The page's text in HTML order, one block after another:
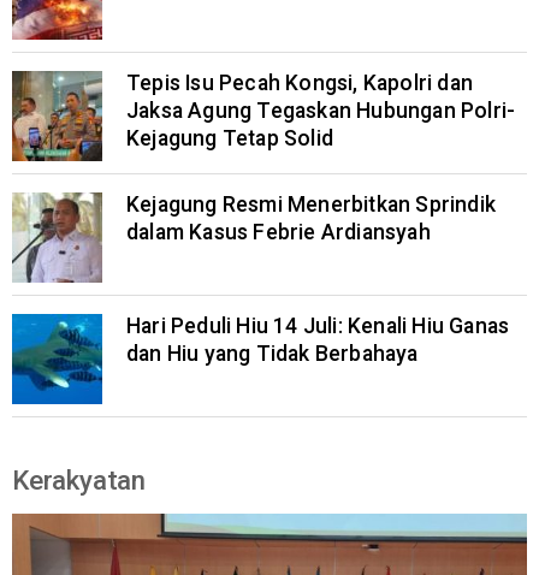
Tepis Isu Pecah Kongsi, Kapolri dan
Jaksa Agung Tegaskan Hubungan Polri-
Kejagung Tetap Solid
Kejagung Resmi Menerbitkan Sprindik
dalam Kasus Febrie Ardiansyah
Hari Peduli Hiu 14 Juli: Kenali Hiu Ganas
dan Hiu yang Tidak Berbahaya
Kerakyatan